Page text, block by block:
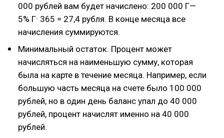
000 рублей вам будет начислено: 200 000 Г—
5% Г· 365 = 27,4 рубля. В конце месяца все
начисления суммируются.
Минимальный остаток. Процент может
начисляться на наименьшую сумму, которая
была на карте в течение месяца. Например, если
большую часть месяца на счете было 100 000
рублей, но в один день баланс упал до 40 000
рублей, процент начислят именно на 40 000
рублей.